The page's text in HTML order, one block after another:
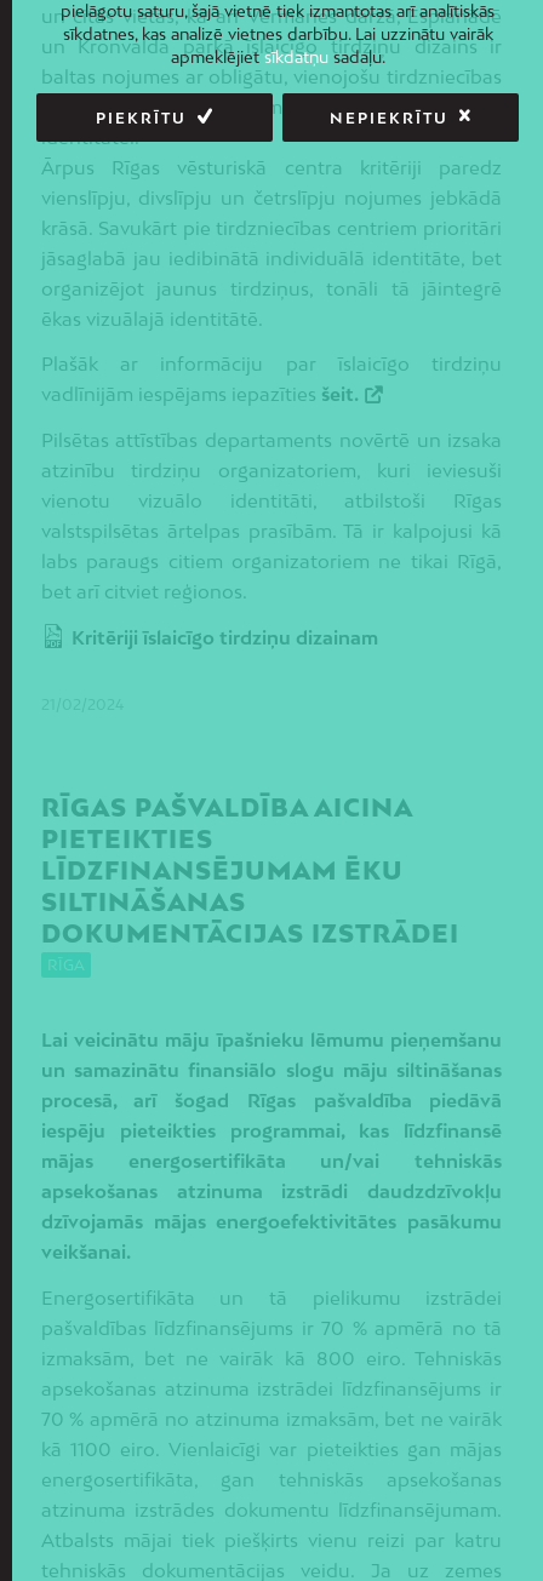
un citās vietās, kā arī Vērmanes dārzā, Esplanādē
un Kronvalda parkā īslaicīgo tirdziņu dizains ir
baltas nojumes ar obligātu, vienojošu tirdzniecības
vietas noformējuma elementu, atbilstoši tirdziņa
Ārpus Rīgas vēsturiskā centra kritēriji paredz
vienslīpju, divslīpju un četrslīpju nojumes jebkādā
krāsā. Savukārt pie tirdzniecības centriem prioritāri
jāsaglabā jau iedibinātā individuālā identitāte, bet
organizējot jaunus tirdziņus, tonāli tā jāintegrē
ēkas vizuālajā identitātē.
Plašāk ar informāciju par īslaicīgo tirdziņu
vadlīnijām iespējams iepazīties šeit.
Pilsētas attīstības departaments novērtē un izsaka
atzinību tirdziņu organizatoriem, kuri ieviesuši
vienotu vizuālo identitāti, atbilstoši Rīgas
valstspilsētas ārtelpas prasībām. Tā ir kalpojusi kā
labs paraugs citiem organizatoriem ne tikai Rīgā,
bet arī citviet reģionos.
Kritēriji īslaicīgo tirdziņu dizainam
RĪGAS PAŠVALDĪBA AICINA
PIETEIKTIES
LĪDZFINANSĒJUMAM ĒKU
SILTINĀŠANAS
DOKUMENTĀCIJAS IZSTRĀDEI
RĪGA
Lai veicinātu māju īpašnieku lēmumu pieņemšanu
un samazinātu finansiālo slogu māju siltināšanas
procesā, arī šogad Rīgas pašvaldība piedāvā
iespēju pieteikties programmai, kas līdzfinansē
mājas energosertifikāta un/vai tehniskās
apsekošanas atzinuma izstrādi daudzdzīvokļu
dzīvojamās mājas energoefektivitātes pasākumu
veikšanai.
Energosertifikāta un tā pielikumu izstrādei
pašvaldības līdzfinansējums ir 70 % apmērā no tā
izmaksām, bet ne vairāk kā 800 eiro. Tehniskās
apsekošanas atzinuma izstrādei līdzfinansējums ir
70 % apmērā no atzinuma izmaksām, bet ne vairāk
kā 1100 eiro. Vienlaicīgi var pieteikties gan mājas
energosertifikāta, gan tehniskās apsekošanas
atzinuma izstrādes dokumentu līdzfinansējumam.
Atbalsts mājai tiek piešķirts vienu reizi par katru
tehniskās dokumentācijas veidu. Ja uz zemes
pielāgotu saturu, šajā vietnē tiek izmantotas arī analītiskās
sīkdatnes, kas analizē vietnes darbību. Lai uzzinātu vairāk
apmeklējietsīkdatņusadaļu.
PIEKRĪTU NEPIEKRĪTU